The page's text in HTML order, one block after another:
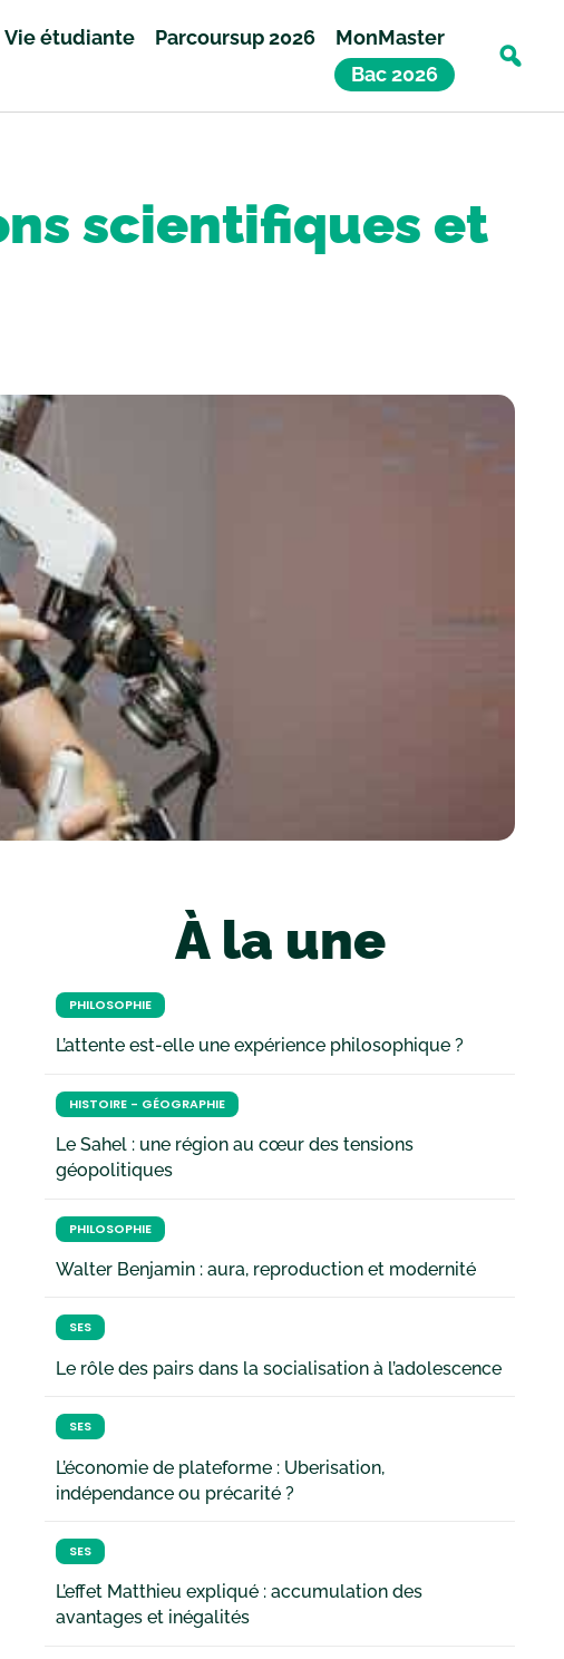
Vie étudiante Parcoursup 2026
MonMaster
Bac 2026
scientifiques et
À la une
PHILOSOPHIE
L’attente est-elle une expérience philosophique ?
HISTOIRE - GÉOGRAPHIE
Le Sahel : une région au cœur des tensions
géopolitiques
PHILOSOPHIE
Walter Benjamin : aura, reproduction et modernité
SES
Le rôle des pairs dans la socialisation à l’adolescence
SES
L’économie de plateforme : Uberisation,
indépendance ou précarité ?
SES
L’effet Matthieu expliqué : accumulation des
avantages et inégalités